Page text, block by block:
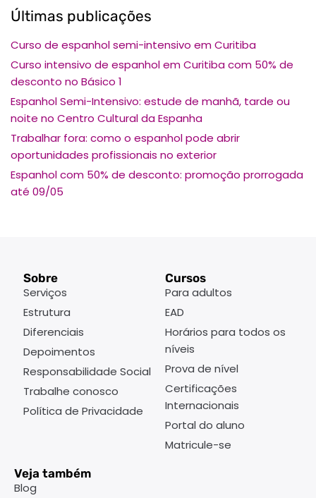
Últimas publicações
Curso de espanhol semi-intensivo em Curitiba
Curso intensivo de espanhol em Curitiba com 50% de
desconto no Básico 1
Espanhol Semi-Intensivo: estude de manhã, tarde ou
noite no Centro Cultural da Espanha
Trabalhar fora: como o espanhol pode abrir
oportunidades profissionais no exterior
Espanhol com 50% de desconto: promoção prorrogada
até 09/05
Sobre
Serviços
Estrutura
Diferenciais
Depoimentos
Responsabilidade Social
Trabalhe conosco
Política de Privacidade
Cursos
Para adultos
EAD
Horários para todos os
níveis
Prova de nível
Certificações
Internacionais
Portal do aluno
Matricule-se
Veja também
Blog